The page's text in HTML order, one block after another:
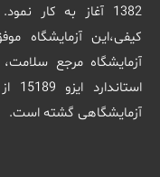
1382 آغاز به کار
کیفی،این آزمایشگاه
آزمایشگاه مرجع
آزمایشگاهی گشته است.